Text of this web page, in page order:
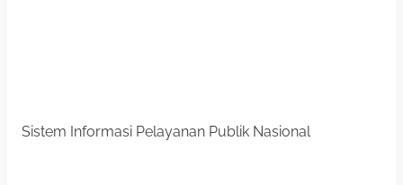
Sistem Informasi Pelayanan Publik Nasional